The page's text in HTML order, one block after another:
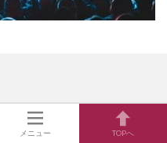
メニュー TOPへ